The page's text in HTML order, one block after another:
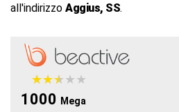
all'indirizzo Aggius, SS.
★★★★★
★★★★★
1000 Mega